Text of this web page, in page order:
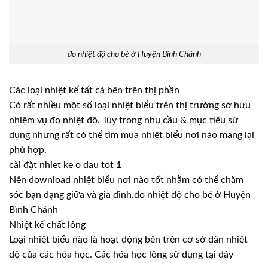
đo nhiệt độ cho bé ở Huyện Bình Chánh
Các loại nhiệt kế tất cả bên trên thị phần
Có rất nhiều một số loại nhiệt biểu trên thị trường sở hữu
nhiệm vụ đo nhiệt độ. Tùy trong nhu cầu & mục tiêu sử
dụng nhưng rất có thể tìm mua nhiệt biểu nơi nào mang lại
phù hợp.
cài đặt nhiet ke o dau tot 1
Nên download nhiệt biểu nơi nào tốt nhằm có thể chăm
sóc bạn dạng giữa và gia đình.đo nhiệt độ cho bé ở Huyện
Bình Chánh
Nhiệt kế chất lỏng
Loại nhiệt biểu nào là hoạt động bên trên cơ sở dãn nhiệt
độ của các hóa học. Các hóa học lỏng sử dụng tại đây